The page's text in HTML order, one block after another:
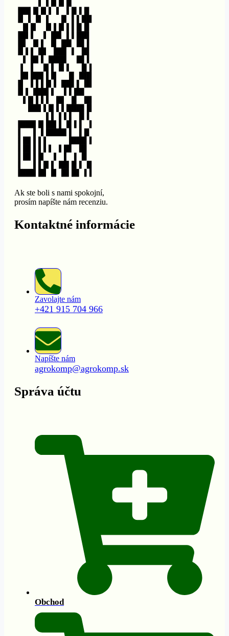
Ak ste boli s nami spokojní,
prosím napíšte nám recenziu.
Kontaktné informácie
Zavolajte nám
+421 915 704 966
Napíšte nám
agrokomp@agrokomp.sk
Správa účtu
Obchod